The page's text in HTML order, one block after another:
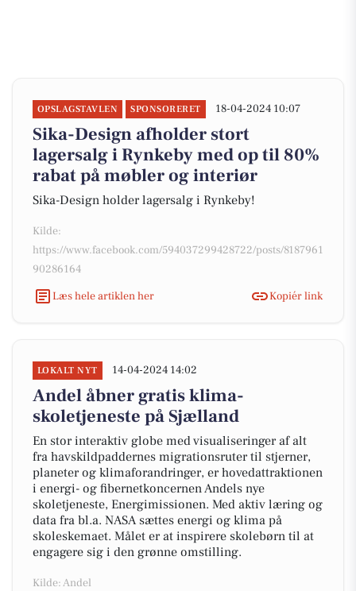
OPSLAGSTAVLEN SPONSORERET 18-04-2024 10:07
Sika-Design afholder stort
lagersalg i Rynkeby med op til 80%
rabat på møbler og interiør
Sika-Design holder lagersalg i Rynkeby!
Kilde:
https://www.facebook.com/594037299428722/posts/8187961
90286164
Læs hele artiklen her
Kopiér link
LOKALT NYT 14-04-2024 14:02
Andel åbner gratis klima-
skoletjeneste på Sjælland
En stor interaktiv globe med visualiseringer af alt
fra havskildpaddernes migrationsruter til stjerner,
planeter og klimaforandringer, er hovedattraktionen
i energi- og fibernetkoncernen Andels nye
skoletjeneste, Energimissionen. Med aktiv læring og
data fra bl.a. NASA sættes energi og klima på
skoleskemaet. Målet er at inspirere skolebørn til at
engagere sig i den grønne omstilling.
Kilde: Andel